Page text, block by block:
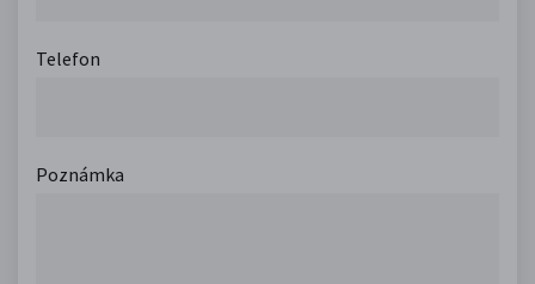
Telefon
Poznámka